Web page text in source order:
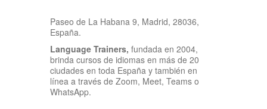
Paseo de La Habana 9, Madrid, 28036,
España.
Language Trainers, fundada en 2004,
brinda cursos de idiomas en más de 20
ciudades en toda España y también en
línea a través de Zoom, Meet, Teams o
WhatsApp.